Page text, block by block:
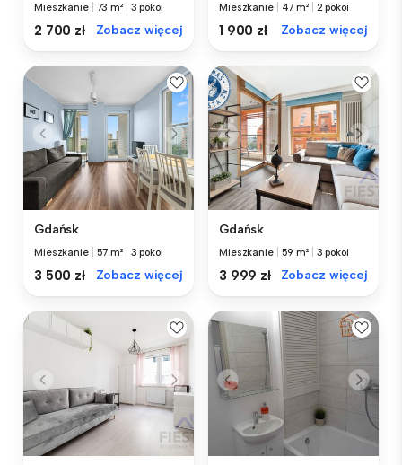
Mieszkanie 73 m² 3 pokoi
2 700 zł Zobacz więcej
Mieszkanie 47 m² 2 pokoi
1 900 zł Zobacz więcej
Gdańsk
Mieszkanie 57 m² 3 pokoi
3 500 zł Zobacz więcej
Gdańsk
Mieszkanie 59 m² 3 pokoi
3 999 zł Zobacz więcej